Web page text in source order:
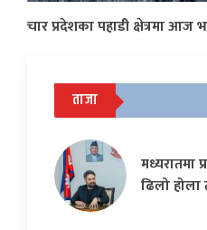
चार प्रदेशका पहाडी क्षेत्रमा आज
ताजा
मध्यरातमा
ढिलो